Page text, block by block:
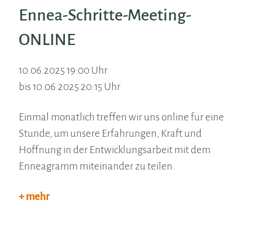
Ennea-Schritte-Meeting-
ONLINE
10.06.2025 19:00 Uhr
bis 10.06.2025 20:15 Uhr
Einmal monatlich treffen wir uns online für eine
Stunde, um unsere Erfahrungen, Kraft und
Hoffnung in der Entwicklungsarbeit mit dem
Enneagramm miteinander zu teilen.
+ mehr